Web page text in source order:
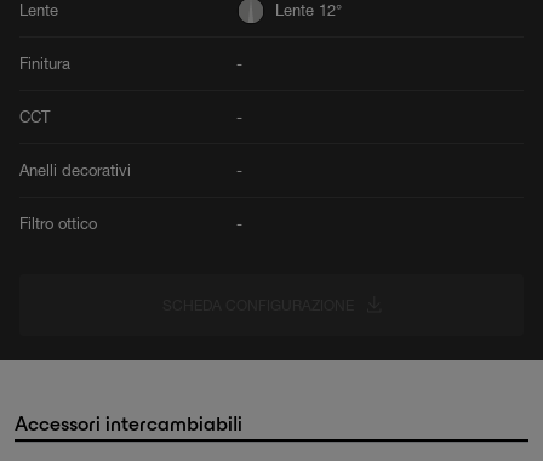
Lente Lente 12°
Finitura -
CCT -
Anelli decorativi -
Filtro ottico -
Accessori intercambiabili